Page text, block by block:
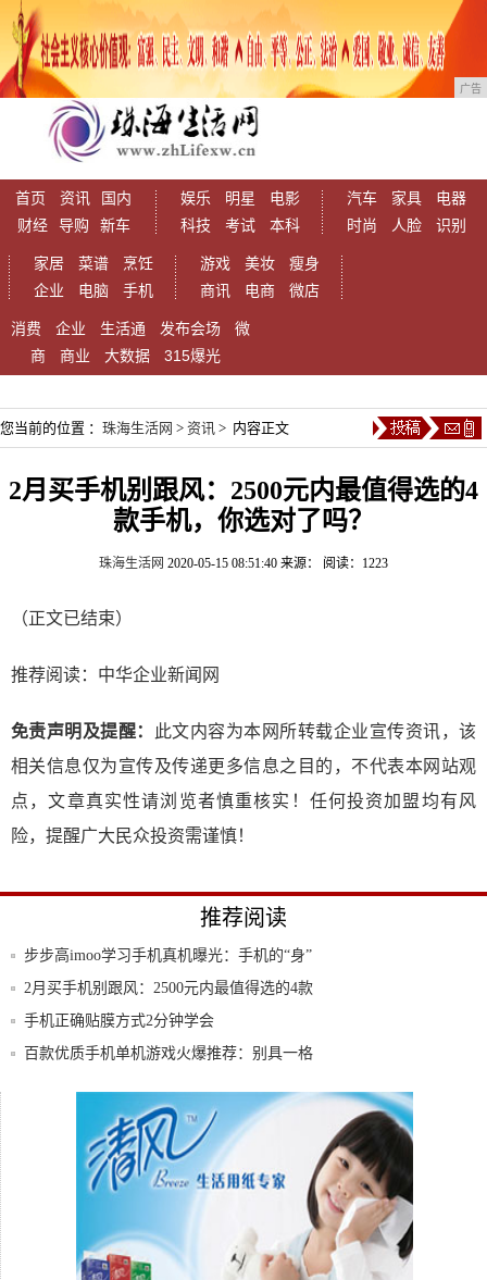
广告
首页 资讯
国内
财经
导购 新车
娱乐 明星
电影
科技
考试 本科
汽车 家具
电器
时尚
人脸 识别
家居 菜谱
烹饪
企业
电脑 手机
游戏 美妆
瘦身
商讯
电商 微店
消费 企业 生活通 发布会场
微
商
商业 大数据 315爆光
您当前的位置 ： 珠海生活网 > 资讯 > 内容正文
2月买手机别跟风：2500元内最值得选的4
款手机，你选对了吗？
珠海生活网 2020-05-15 08:51:40 来源： 阅读：1223
（正文已结束）
推荐阅读： 中华企业新闻网
免责声明及提醒：
此文内容为本网所转载企业宣传资讯，该
相关信息仅为宣传及传递更多信息之目的，不代表本网站观
点，文章真实性请浏览者慎重核实！任何投资加盟均有风
险，提醒广大民众投资需谨慎！
推荐阅读
步步高imoo学习手机真机曝光：手机的“身”
2月买手机别跟风：2500元内最值得选的4款
手机正确贴膜方式2分钟学会
百款优质手机单机游戏火爆推荐：别具一格
中兴是个大公司，为什么国内很少看到有人